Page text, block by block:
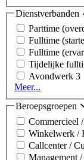
Dienstverbanden
Parttime
Fulltime
Fulltime
Tijdelijke
Avondwerk 3
Meer...
Beroepsgroepen
Commercieel
Winkelwerk /
Callcenter /
Management